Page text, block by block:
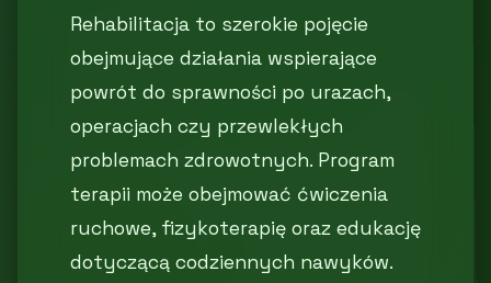
Rehabilitacja to szerokie pojęcie
obejmujące działania wspierające
powrót do sprawności po urazach,
operacjach czy przewlekłych
problemach zdrowotnych. Program
terapii może obejmować ćwiczenia
ruchowe, fizykoterapię oraz edukację
dotyczącą codziennych nawyków.